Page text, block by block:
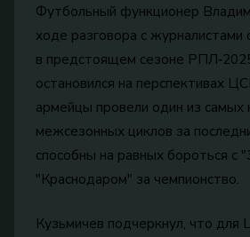
Футбольный функционер
ходе разговора с журналистами
в предстоящем сезоне
остановился на перспективах
армейцы провели один из самых
межсезонных циклов за
способны на равных бороться с
"Краснодаром" за чемпионство.
Кузьмичев подчеркнул, что